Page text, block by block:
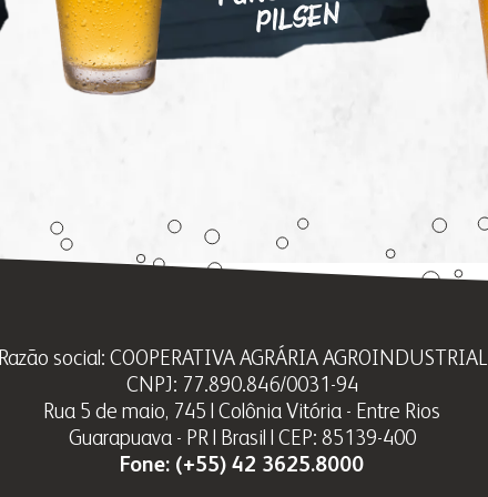
PILSEN
Razão social: COOPERATIVA AGRÁRIA AGROINDUSTRIAL
CNPJ: 77.890.846/0031-94
Rua 5 de maio, 745 | Colônia Vitória - Entre Rios
Guarapuava - PR | Brasil | CEP: 85139-400
Fone: (+55) 42 3625.8000